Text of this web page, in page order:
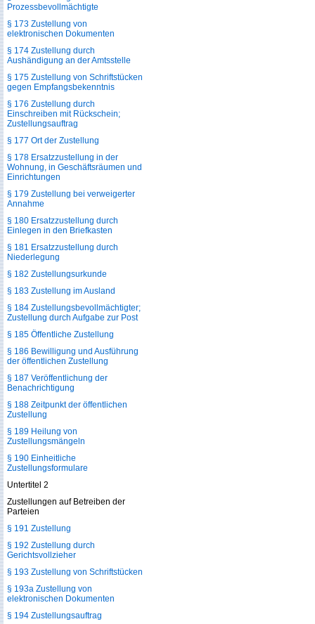
Prozessbevollmächtigte
§ 173 Zustellung von
elektronischen Dokumenten
§ 174 Zustellung durch
Aushändigung an der Amtsstelle
§ 175 Zustellung von Schriftstücken
gegen Empfangsbekenntnis
§ 176 Zustellung durch
Einschreiben mit Rückschein;
Zustellungsauftrag
§ 177 Ort der Zustellung
§ 178 Ersatzzustellung in der
Wohnung, in Geschäftsräumen und
Einrichtungen
§ 179 Zustellung bei verweigerter
Annahme
§ 180 Ersatzzustellung durch
Einlegen in den Briefkasten
§ 181 Ersatzzustellung durch
Niederlegung
§ 182 Zustellungsurkunde
§ 183 Zustellung im Ausland
§ 184 Zustellungsbevollmächtigter;
Zustellung durch Aufgabe zur Post
§ 185 Öffentliche Zustellung
§ 186 Bewilligung und Ausführung
der öffentlichen Zustellung
§ 187 Veröffentlichung der
Benachrichtigung
§ 188 Zeitpunkt der öffentlichen
Zustellung
§ 189 Heilung von
Zustellungsmängeln
§ 190 Einheitliche
Zustellungsformulare
Untertitel 2
Zustellungen auf Betreiben der
Parteien
§ 191 Zustellung
§ 192 Zustellung durch
Gerichtsvollzieher
§ 193 Zustellung von Schriftstücken
§ 193a Zustellung von
elektronischen Dokumenten
§ 194 Zustellungsauftrag